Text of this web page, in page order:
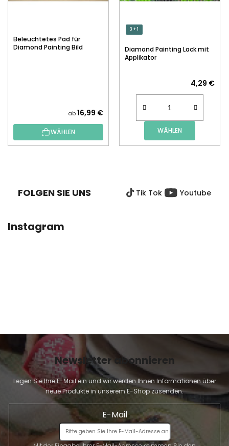
Beleuchtetes Pad für
Diamond Painting Bild
ab 16,99 €
WÄHLEN
3 + 1
Diamond Painting Lack mit
Applikator
4,29 €
WÄHLEN
FOLGEN SIE UNS Tik Tok Youtube
Instagram
Newsletter abonnieren
Legen Sie Ihre E-Mail ein und wir werden Ihnen Informationen über
neue Produkte in unserem E-Shop zusenden.
E-Mail